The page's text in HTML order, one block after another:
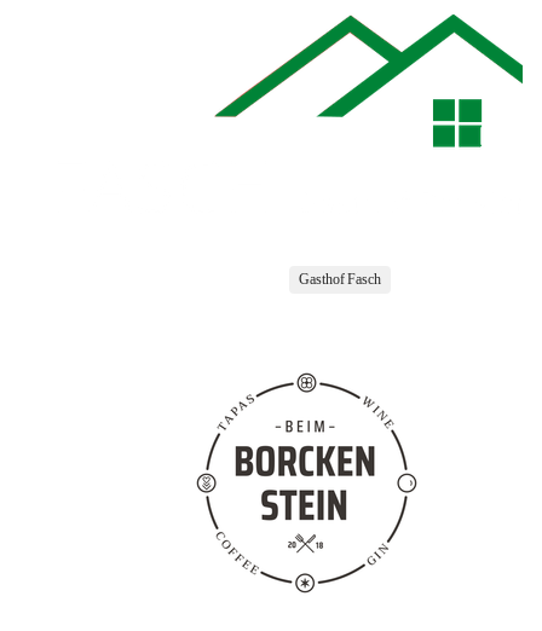
Gasthof Fasch